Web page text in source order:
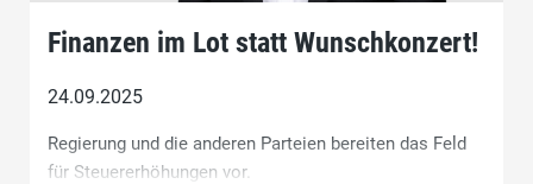
Finanzen im Lot statt Wunschkonzert!
24.09.2025
Regierung und die anderen Parteien bereiten das Feld
für Steuererhöhungen vor.